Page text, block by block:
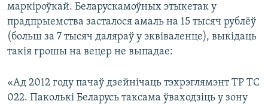
маркіроўкай. Беларускамоўных этыкетак у
прадпрыемства засталося амаль на 15 тысяч рублёў
(больш за 7 тысяч даляраў у эквіваленце), выкідаць
такія грошы на вецер не выпадае:
«Ад 2012 году пачаў дзейнічаць тэхрэглямэнт ТР ТС
022. Паколькі Беларусь таксама ўваходзіць у зону